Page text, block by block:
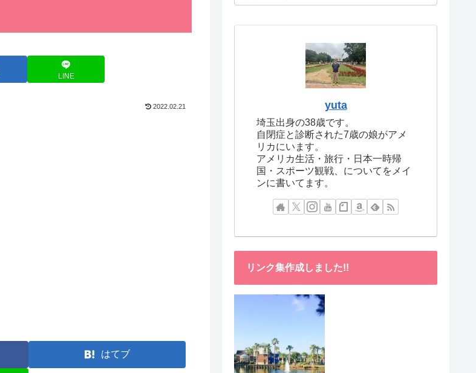
LINE
2022.02.21
はてブ
yuta
埼玉出身の38歳です。
自閉症と診断された7歳の娘がアメ
リカにいます。
アメリカ生活・旅行・日本一時帰
国・スポーツ観戦、についてをメイ
ンに書いてます。
リンク集作成しました!!